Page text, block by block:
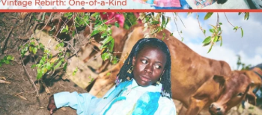
イ
ン
ス
ト
ア